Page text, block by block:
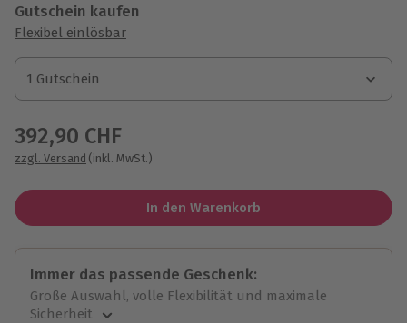
Gutschein kaufen
Flexibel einlösbar
1 Gutschein
1 Gutschein
1 Gutschein
392,90 CHF
zzgl. Versand (inkl. MwSt.)
In den Warenkorb
Immer das passende Geschenk:
Große Auswahl, volle Flexibilität und maximale
Sicherheit